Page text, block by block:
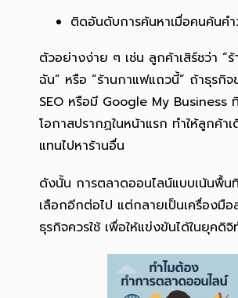
ติดอันดับการค้นหาเมื่อคนค้นคำ
ตัวอย่างง่าย ๆ เช่น ลูกค้าเสิร์ชว่า “
ฉัน” หรือ “ร้านกาแฟแถวนี้” ถ้าธุรกิ
SEO หรือมี Google My Business
โอกาสปรากฏในหน้าแรก ทำให้ลูกค้า
แทนไปหาร้านอื่น
ดังนั้น การตลาดออนไลน์แบบเน้นพื้น
เลือกอีกต่อไป แต่กลายเป็นเครื่องมื
ธุรกิจควรใช้ เพื่อให้แข่งขันได้ในยุคดิ